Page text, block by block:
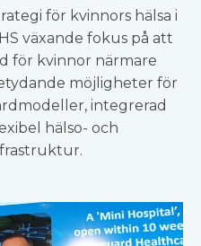
för kvinnors hälsa i
växande fokus på att
för kvinnor närmare
möjligheter för
integrerad
hälso- och